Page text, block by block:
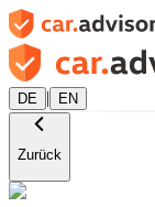
DE | EN
Zurück